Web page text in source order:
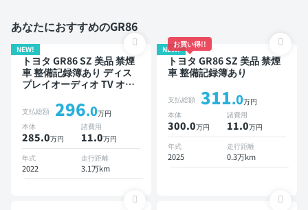
あなたにおすすめのGR86
NEW!
トヨタ GR86 SZ 美品 禁煙
車 整備記録簿あり ディス
プレイオーディオ TV オー
ETC バックモニター ドラ
イブレコーダー 衝突軽減
支払総額 296.0万円
本体
285.0万円
諸費用
11.0万円
年式
2022
走行距離
3.1万km
NEW!
お買い得!!
トヨタ GR86 SZ 美品 禁煙
車 整備記録簿あり
支払総額 311.0万円
本体
300.0万円
諸費用
11.0万円
年式
2025
走行距離
0.3万km